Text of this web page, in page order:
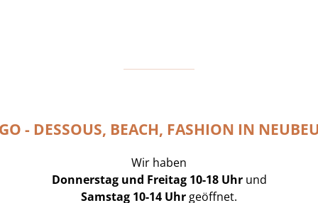
- DESSOUS, BEACH, FASHION IN
Wir haben
Donnerstag und Freitag 10-18 Uhrund
Samstag 10-14 Uhr geöffnet.